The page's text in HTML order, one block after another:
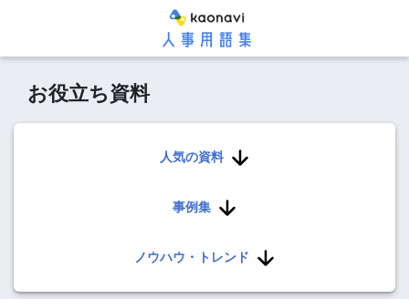
お役立ち資料
人気の資料
事例集
ノウハウ・トレンド